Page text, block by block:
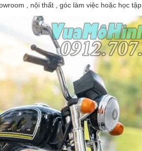
, nội thất , góc làm việc hoặc học tập